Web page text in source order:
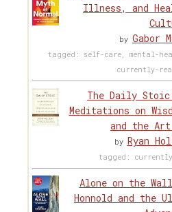
Illness, and
by Gabor
tagged: self-care, mental-
currently-
The Daily
Meditations on
and the
by Ryan
tagged:
Alone on the
Honnold and the